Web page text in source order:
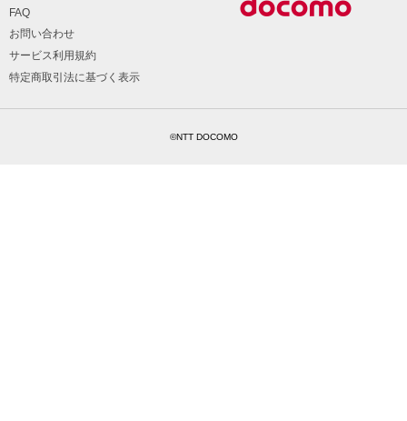
FAQ
お問い合わせ
サービス利用規約
特定商取引法に基づく表示
©NTT DOCOMO